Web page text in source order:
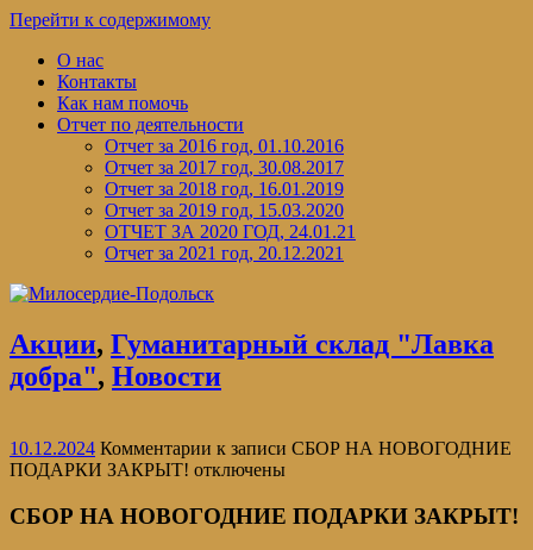
Перейти к содержимому
О нас
Контакты
Как нам помочь
Отчет по деятельности
Отчет за 2016 год, 01.10.2016
Отчет за 2017 год, 30.08.2017
Отчет за 2018 год, 16.01.2019
Отчет за 2019 год, 15.03.2020
ОТЧЕТ ЗА 2020 ГОД, 24.01.21
Отчет за 2021 год, 20.12.2021
Акции, Гуманитарный склад "Лавка
добра", Новости
10.12.2024 Комментарии к записи СБОР НА НОВОГОДНИЕ
ПОДАРКИ ЗАКРЫТ! отключены
СБОР НА НОВОГОДНИЕ ПОДАРКИ ЗАКРЫТ!